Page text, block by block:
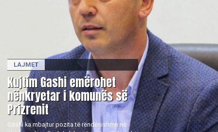
LAJMET
​Kujtim Gashi emërohet
nënkryetar i komunës së
Prizrenit
Gashi ka mbajtur pozita të rëndësishme në